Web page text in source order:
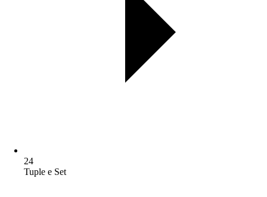
24
Tuple e Set